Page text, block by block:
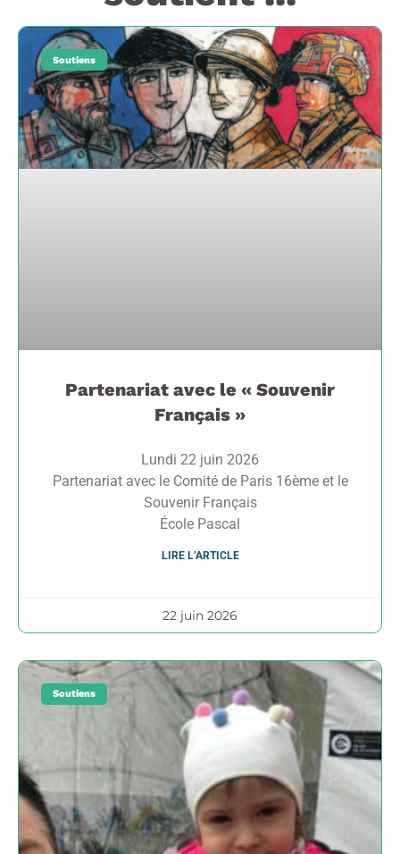
Soutiens
Partenariat avec le « Souvenir
Français »
Lundi 22 juin 2026
Partenariat avec le Comité de Paris 16ème et le
Souvenir Français
École Pascal
LIRE L’ARTICLE
22 juin 2026
Soutiens